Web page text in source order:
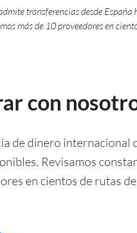
transferencias desde España
más de 10 proveedores en
con
de dinero internacional
Revisamos
en cientos de rutas